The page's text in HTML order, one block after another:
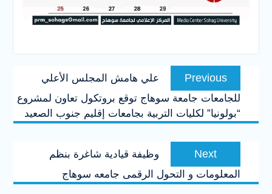
تصفّح
المقالاتPrevious
Previous
post:
علي هامش المجلس الأعلي
للجامعات جامعة سوهاج توقع بروتكول تعاون لمشروع
“بولونيا” لكليات التربية بجامعات إقليم جنوب الصعيد
Next
Next
post:
وظيفة قيادية شاغرة بنظم
المعلومات و التحول الرقمى جامعه سوهاج